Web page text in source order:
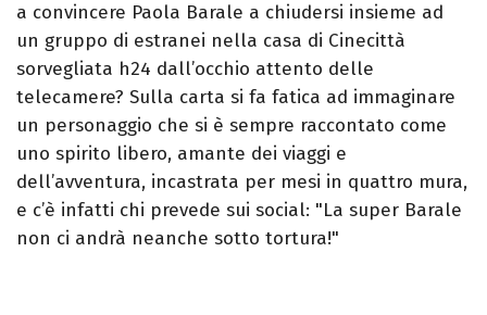
a convincere Paola Barale a chiudersi insieme ad
un gruppo di estranei nella casa di Cinecittà
sorvegliata h24 dall’occhio attento delle
telecamere? Sulla carta si fa fatica ad immaginare
un personaggio che si è sempre raccontato come
uno spirito libero, amante dei viaggi e
dell’avventura, incastrata per mesi in quattro mura,
e c’è infatti chi prevede sui social: "La super Barale
non ci andrà neanche sotto tortura!"